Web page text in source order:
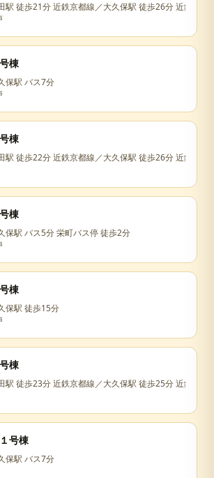
駅 徒歩21分 近鉄京都線／大久保駅 徒歩26分 近鉄京都
棟
保駅 バス7分
棟
駅 徒歩22分 近鉄京都線／大久保駅 徒歩26分 近鉄京都
棟
保駅 バス5分 栄町バス停 徒歩2分
棟
保駅 徒歩15分
棟
駅 徒歩23分 近鉄京都線／大久保駅 徒歩25分 近鉄京都
号棟
保駅 バス7分